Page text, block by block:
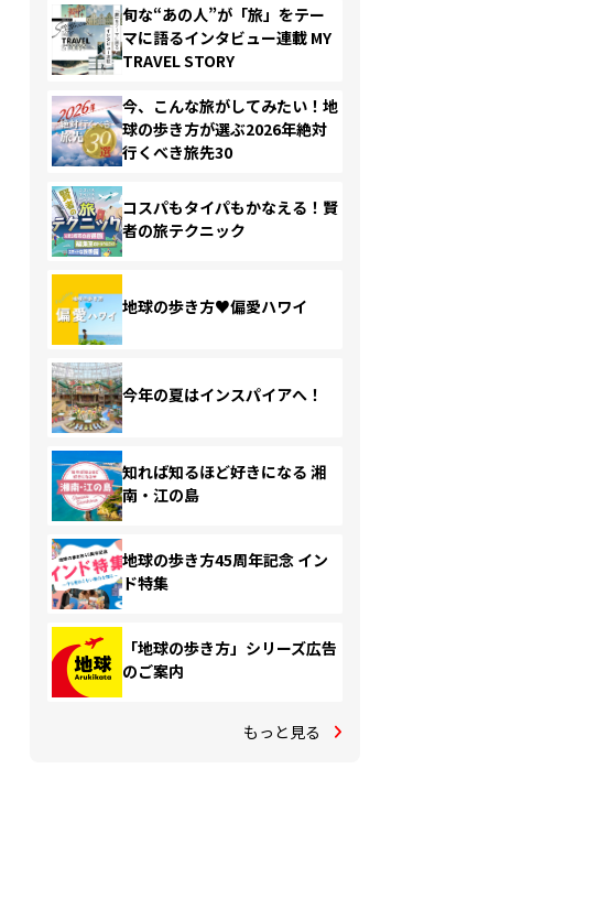
旬な“あの人”が「旅」をテー
マに語るインタビュー連載 MY
TRAVEL STORY
今、こんな旅がしてみたい！地
球の歩き方が選ぶ2026年絶対
行くべき旅先30
コスパもタイパもかなえる！賢
者の旅テクニック
地球の歩き方♥偏愛ハワイ
今年の夏はインスパイアへ！
知れば知るほど好きになる 湘
南・江の島
地球の歩き方45周年記念 イン
ド特集
「地球の歩き方」シリーズ広告
のご案内
もっと見る